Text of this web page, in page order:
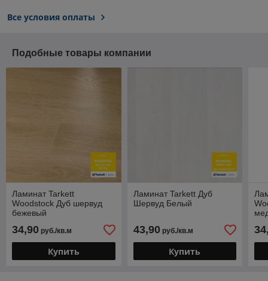
Все условия оплаты
Подобные товары компании
Ламинат Tarkett
Woodstock Дуб шервуд
бежевый
34,90 руб./кв.м
Купить
Ламинат Tarkett Дуб
Шервуд Белый
43,90руб./кв.м
Купить